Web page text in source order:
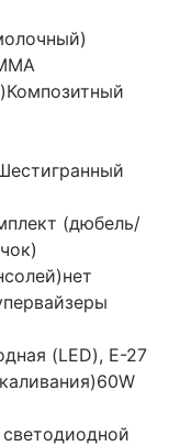
Композитный
(дюбель/
нет
(LED), Е-27
60W